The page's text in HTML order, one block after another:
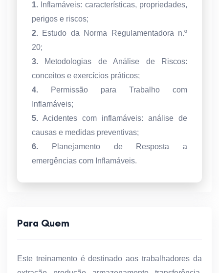
1. Inflamáveis: características, propriedades,
perigos e riscos;
2. Estudo da Norma Regulamentadora n.º
20;
3. Metodologias de Análise de Riscos:
conceitos e exercícios práticos;
4. Permissão para Trabalho com
Inflamáveis;
5. Acidentes com inflamáveis: análise de
causas e medidas preventivas;
6. Planejamento de Resposta a
emergências com Inflamáveis.
Para Quem
Este treinamento é destinado aos trabalhadores da